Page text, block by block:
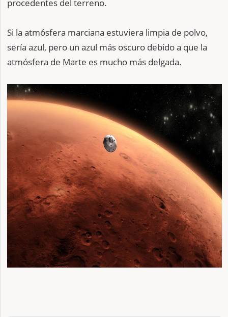
procedentes del terreno.
Si la atmósfera marciana estuviera limpia de polvo,
sería azul, pero un azul más oscuro debido a que la
atmósfera de Marte es mucho más delgada.